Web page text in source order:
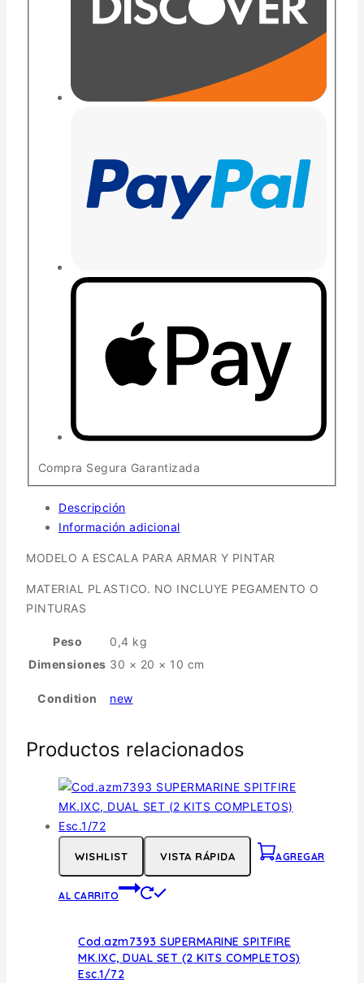
Compra Segura Garantizada
Descripción
Información adicional
MODELO A ESCALA PARA ARMAR Y PINTAR
MATERIAL PLASTICO. NO INCLUYE PEGAMENTO O
PINTURAS
Peso
0,4 kg
Dimensiones 30 × 20 × 10 cm
Condition new
Productos relacionados
WISHLIST VISTA RÁPIDA AGREGAR
AL CARRITO
Cod.azm7393 SUPERMARINE SPITFIRE
MK.IXC, DUAL SET (2 KITS COMPLETOS)
Esc.1/72